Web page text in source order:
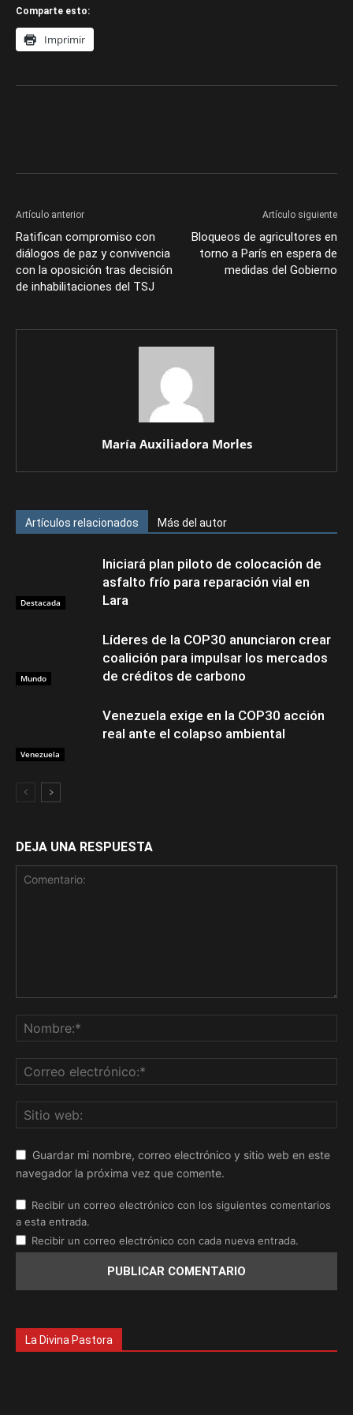
Comparte esto:
Imprimir
Artículo anterior
Ratifican compromiso con
diálogos de paz y convivencia
con la oposición tras decisión
de inhabilitaciones del TSJ
Artículo siguiente
Bloqueos de agricultores en
torno a París en espera de
medidas del Gobierno
María Auxiliadora Morles
Artículos relacionados Más del autor
Destacada
Iniciará plan piloto de colocación de
asfalto frío para reparación vial en
Lara
Mundo
Líderes de la COP30 anunciaron crear
coalición para impulsar los mercados
de créditos de carbono
Venezuela
Venezuela exige en la COP30 acción
real ante el colapso ambiental
DEJA UNA RESPUESTA
Guardar mi nombre, correo electrónico y sitio web en este
navegador la próxima vez que comente.
Recibir un correo electrónico con los siguientes comentarios
a esta entrada.
Recibir un correo electrónico con cada nueva entrada.
La Divina Pastora